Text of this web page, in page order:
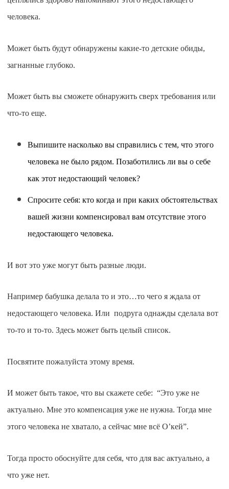
человека.
Может быть будут обнаружены какие-то детские обиды,
загнанные глубоко.
Может быть вы сможете обнаружить сверх требования или
что-то еще.
Выпишите насколько вы справились с тем, что этого
человека не было рядом. Позаботились ли вы о себе
как этот недостающий человек?
Спросите себя: кто когда и при каких обстоятельствах
вашей жизни компенсировал вам отсутствие этого
недостающего человека.
И вот это уже могут быть разные люди.
Например бабушка делала то и это…то чего я ждала от
недостающего человека. Или подруга однажды сделала вот
то-то и то-то. Здесь может быть целый список.
Посвятите пожалуйста этому время.
И может быть такое, что вы скажете себе: “Это уже не
актуально. Мне это компенсация уже не нужна. Тогда мне
этого человека не хватало, а сейчас мне всё О’кей”.
Тогда просто обоснуйте для себя, что для вас актуально, а
что уже нет.